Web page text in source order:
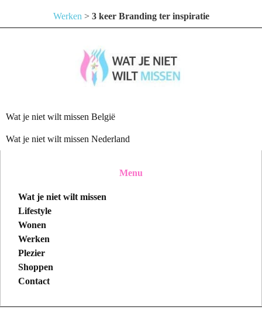
Werken > 3 keer Branding ter inspiratie
Wat je niet wilt missen België
Wat je niet wilt missen Nederland
Menu
Wat je niet wilt missen
Lifestyle
Wonen
Werken
Plezier
Shoppen
Contact